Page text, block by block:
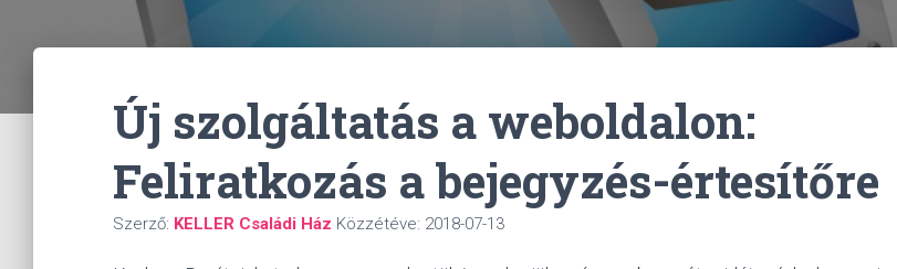
Új szolgáltatás a weboldalon:
Feliratkozás a bejegyzés-értesítőre
Szerző: KELLER Családi Ház Közzétéve: 2018-07-13